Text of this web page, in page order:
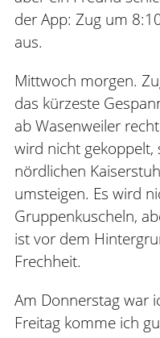
der App: Zug um
aus.
Mittwoch morgen.
das kürzeste
ab Wasenweiler
wird nicht gekoppelt,
nördlichen
umsteigen. Es wird
Gruppenkuscheln,
ist vor dem
Frechheit.
Am Donnerstag war
Freitag komme ich